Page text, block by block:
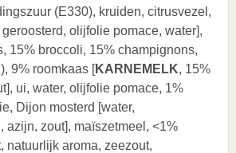
(E330), kruiden, citrusvezel,
olijfolie pomace, water],
15% broccoli, 15% champignons,
), 9% roomkaas [KARNEMELK, 15%
ui, water, olijfolie pomace, 1%
Dijon mosterd [water,
, azijn, zout], maïszetmeel, <1%
natuurlijk aroma, zeezout,